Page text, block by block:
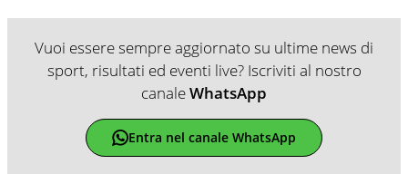
Vuoi essere sempre aggiornato su ultime news di
sport, risultati ed eventi live? Iscriviti al nostro
canaleWhatsApp
Entra nel canale WhatsApp